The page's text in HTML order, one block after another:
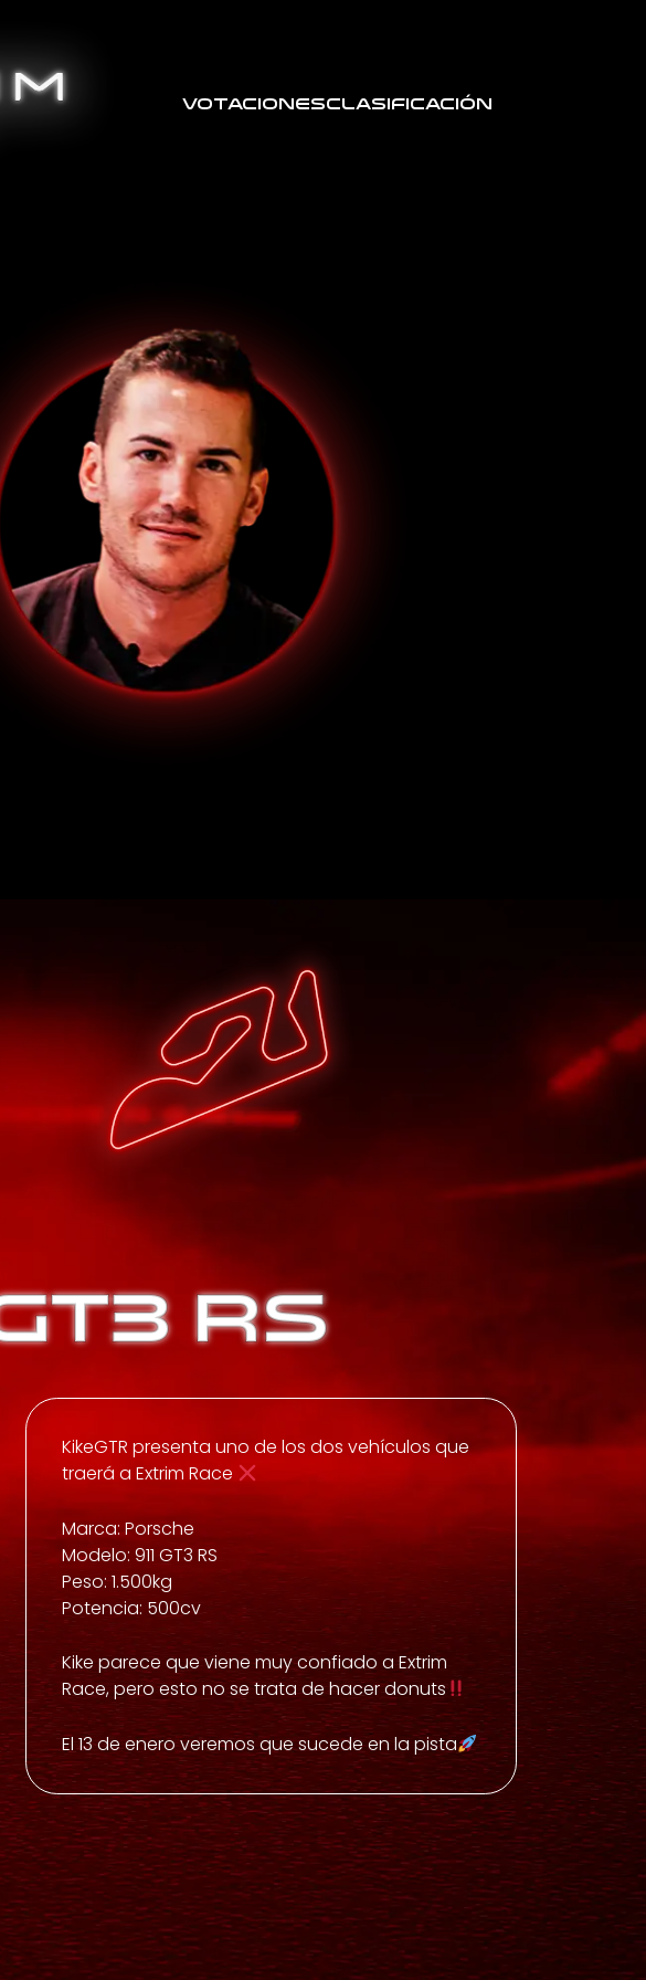
VotacionesClasificación
RS
KikeGTR presenta uno de los dos vehículos que
traerá a Extrim Race
Marca: Porsche
Modelo: 911 GT3 RS
Peso: 1.500kg
Potencia: 500cv
Kike parece que viene muy confiado a Extrim
Race, pero esto no se trata de hacer donuts
El 13 de enero veremos que sucede en la pista